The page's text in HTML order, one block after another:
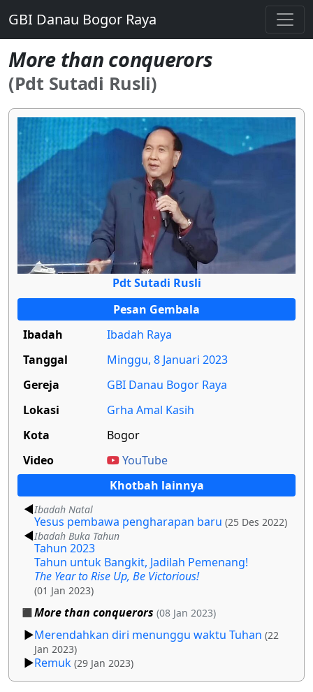
GBI Danau Bogor Raya
More than conquerors
(Pdt Sutadi Rusli)
Pdt Sutadi Rusli
Pesan Gembala
Ibadah
Ibadah Raya
Tanggal
Minggu, 8 Januari 2023
Gereja
GBI Danau Bogor Raya
Lokasi
Grha Amal Kasih
Kota
Bogor
Video
YouTube
Khotbah lainnya
Ibadah Natal
Yesus pembawa pengharapan baru (25 Des 2022)
Ibadah Buka Tahun
Tahun 2023
Tahun untuk Bangkit, Jadilah Pemenang!
The Year to Rise Up, Be Victorious!
(01 Jan 2023)
More than conquerors (08 Jan 2023)
Merendahkan diri menunggu waktu Tuhan (22
Jan 2023)
Remuk (29 Jan 2023)